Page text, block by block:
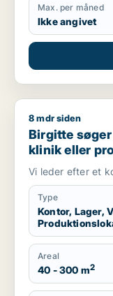
Max. per måned
Ikke angivet
Birgitte søger
8 mdr siden
Birgitte
klinik eller
København
Vi leder efter et
Type
Kontor, Lager,
Areal
40 - 300 m2